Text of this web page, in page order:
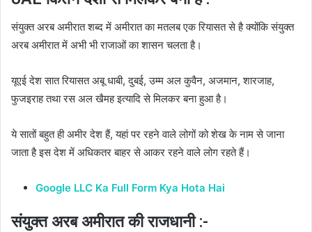
संयुक्त अरब अमीरात शब्द में अमीरात का मतलब एक रियासत से है क्योंकि संयुक्त
अरब अमीरात में अभी भी राजाओं का शासन चलता है।
यूएई देश सात रियासत अबू धाबी, दुबई, उम्म अल कुवैन, अजमान, शारजाह,
फुजइराह तथा रस अल खैमह इत्यादि से मिलकर बना हुआ है।
ये सातों बहुत ही अमीर देश हैं, यहां पर रहने वाले लोगों को शेख के नाम से जाना
जाता है इस देश में अधिकतर बाहर से आकर रहने वाले लोग रहते हैं।
Google LLC Ka Full Form Kya Hota Hai
संयुक्त अरब अमीरात की राजधानी :-